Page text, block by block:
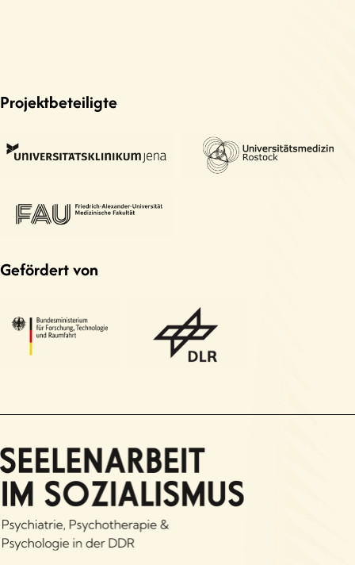
Projektbeteiligte
Gefördert von